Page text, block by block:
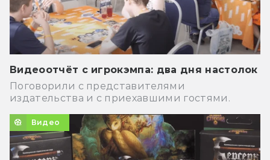
Видеоотчёт с игрокэмпа: два дня настолок
Поговорили с представителями
издательства и с приехавшими гостями.
Видео